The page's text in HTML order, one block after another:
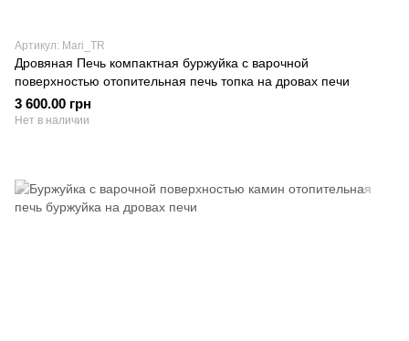
Артикул: Mari_TR
Дровяная Печь компактная буржуйка с варочной
поверхностью отопительная печь топка на дровах печи
3 600.00 грн
Нет в наличии